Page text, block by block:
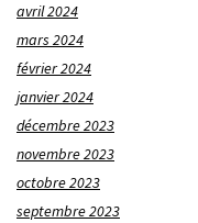
avril 2024
mars 2024
février 2024
janvier 2024
décembre 2023
novembre 2023
octobre 2023
septembre 2023